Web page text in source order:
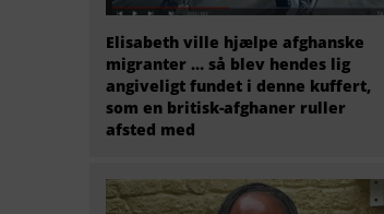
Elisabeth ville hjælpe afghanske
migranter … så blev hendes lig
angiveligt fundet i denne kuffert,
som en britisk-afghaner ruller
afsted med